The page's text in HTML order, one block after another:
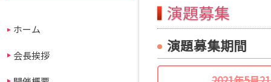
ホーム
会長挨拶
演題募集
演題募集期間